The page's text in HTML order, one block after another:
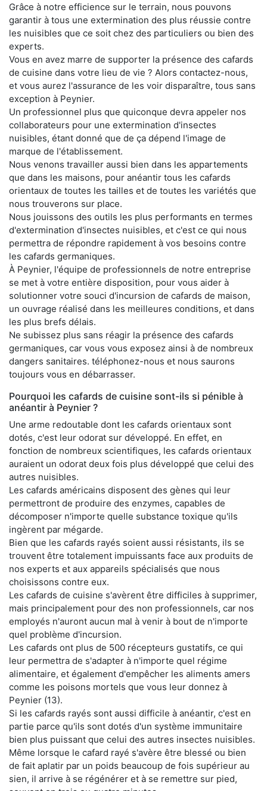
Grâce à notre efficience sur le terrain, nous pouvons
garantir à tous une extermination des plus réussie contre
les nuisibles que ce soit chez des particuliers ou bien des
experts.
Vous en avez marre de supporter la présence des cafards
de cuisine dans votre lieu de vie ? Alors contactez-nous,
et vous aurez l'assurance de les voir disparaître, tous sans
exception à Peynier.
Un professionnel plus que quiconque devra appeler nos
collaborateurs pour une extermination d'insectes
nuisibles, étant donné que de ça dépend l'image de
marque de l'établissement.
Nous venons travailler aussi bien dans les appartements
que dans les maisons, pour anéantir tous les cafards
orientaux de toutes les tailles et de toutes les variétés que
nous trouverons sur place.
Nous jouissons des outils les plus performants en termes
d'extermination d'insectes nuisibles, et c'est ce qui nous
permettra de répondre rapidement à vos besoins contre
les cafards germaniques.
À Peynier, l'équipe de professionnels de notre entreprise
se met à votre entière disposition, pour vous aider à
solutionner votre souci d'incursion de cafards de maison,
un ouvrage réalisé dans les meilleures conditions, et dans
les plus brefs délais.
Ne subissez plus sans réagir la présence des cafards
germaniques, car vous vous exposez ainsi à de nombreux
dangers sanitaires. téléphonez-nous et nous saurons
toujours vous en débarrasser.
Pourquoi les cafards de cuisine sont-ils si pénible à
anéantir à Peynier ?
Une arme redoutable dont les cafards orientaux sont
dotés, c'est leur odorat sur développé. En effet, en
fonction de nombreux scientifiques, les cafards orientaux
auraient un odorat deux fois plus développé que celui des
autres nuisibles.
Les cafards américains disposent des gènes qui leur
permettront de produire des enzymes, capables de
décomposer n'importe quelle substance toxique qu'ils
ingèrent par mégarde.
Bien que les cafards rayés soient aussi résistants, ils se
trouvent être totalement impuissants face aux produits de
nos experts et aux appareils spécialisés que nous
choisissons contre eux.
Les cafards de cuisine s'avèrent être difficiles à supprimer,
mais principalement pour des non professionnels, car nos
employés n'auront aucun mal à venir à bout de n'importe
quel problème d'incursion.
Les cafards ont plus de 500 récepteurs gustatifs, ce qui
leur permettra de s'adapter à n'importe quel régime
alimentaire, et également d'empêcher les aliments amers
comme les poisons mortels que vous leur donnez à
Peynier (13).
Si les cafards rayés sont aussi difficile à anéantir, c'est en
partie parce qu'ils sont dotés d'un système immunitaire
bien plus puissant que celui des autres insectes nuisibles.
Même lorsque le cafard rayé s'avère être blessé ou bien
de fait aplatir par un poids beaucoup de fois supérieur au
sien, il arrive à se régénérer et à se remettre sur pied,